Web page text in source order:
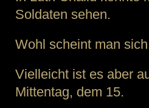
Soldaten sehen.
Wohl scheint man
Vielleicht ist es aber
Mittentag, dem 15.